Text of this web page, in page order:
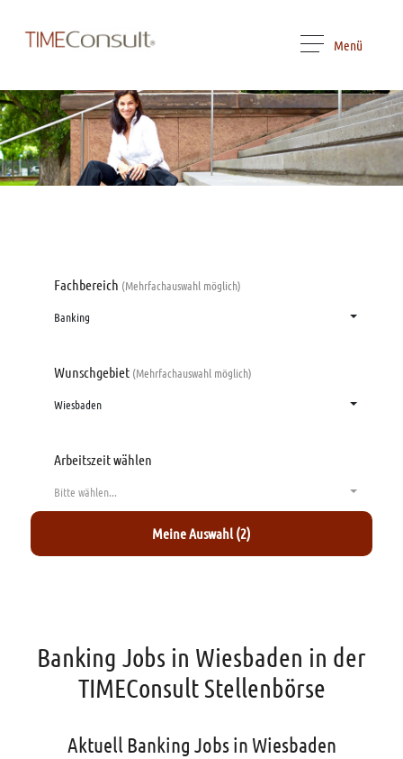
Menü
Fachbereich (Mehrfachauswahl möglich)
Banking
Wunschgebiet (Mehrfachauswahl möglich)
Wiesbaden
Arbeitszeit wählen
Bitte wählen...
Meine Auswahl (2)
Banking Jobs in Wiesbaden in der
TIMEConsult Stellenbörse
Aktuell Banking Jobs in Wiesbaden